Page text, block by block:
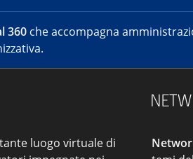
360 che accompagna
luogo virtuale di